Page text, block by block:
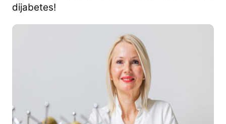
dijabetes!